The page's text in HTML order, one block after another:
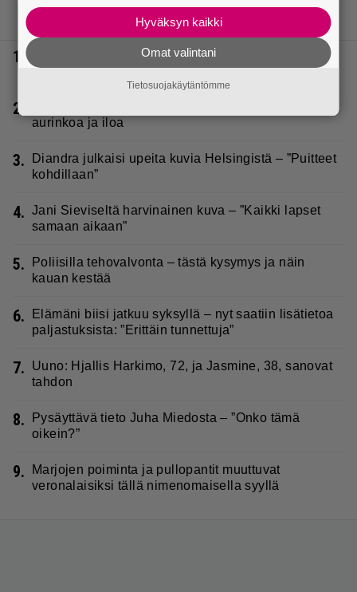
LUETUIMMAT JUTUT
1.
Vappu Pimiä sai huonoa palvelua ravintolassa –
pettyi siellä kahteen asiaan
2.
aurinkoa ja iloa
3.
Diandra julkaisi upeita kuvia Helsingistä – ”Puitteet
kohdillaan”
4. Jani Sieviseltä harvinainen kuva – ”Kaikki lapset
samaan aikaan”
5.
Poliisilla tehovalvonta – tästä kysymys ja näin
kauan kestää
6.
Elämäni biisi jatkuu syksyllä – nyt saatiin lisätietoa
paljastuksista: ”Erittäin tunnettuja”
7.
Uuno: Hjallis Harkimo, 72, ja Jasmine, 38, sanovat
tahdon
8.
Pysäyttävä tieto Juha Miedosta – ”Onko tämä
oikein?”
9.
Marjojen poiminta ja pullopantit muuttuvat
veronalaisiksi tällä nimenomaisella syyllä
Hyväksyn kaikki
Omat valintani
Tietosuojakäytäntömme